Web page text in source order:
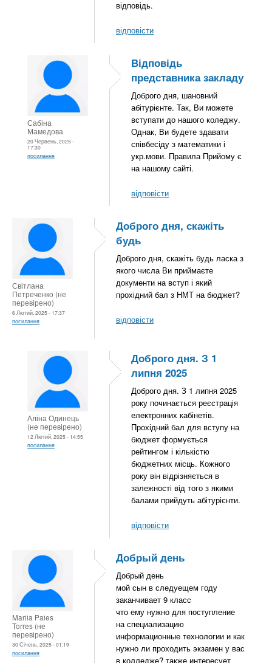
відповідь.
відповісти
Сабіна
Мамедова
20 Червень, 2025 -
17:30
посилання
Відповідь
представника закладу
Доброго дня, шановний
абітурієнте. Так, Ви можете
вступати до нашого коледжу.
Однак, Ви будете здавати
співбесіду з математики і
укр.мови. Правила Прийому є
на нашому сайті.
відповісти
Світлана
Петреченко (не
перевірено)
6 Лютий, 2025 - 17:37
посилання
Доброго дня, скажіть
будь
Доброго дня, скажіть будь ласка з
якого числа Ви приймаєте
документи на вступ і який
прохідний бал з НМТ на бюджет?
відповісти
Аліна Одинець
(не перевірено)
12 Лютий, 2025 - 14:55
посилання
Доброго дня. З 1
липня 2025
Доброго дня. З 1 липня 2025
року починається реєстрація
електронних кабінетів.
Прохідний бал для вступу на
бюджет формується
рейтингом і кількістю
бюджетних місць. Кожного
року він відрізняється в
залежності від того з якими
балами прийдуть абітурієнти.
відповісти
Mariia Paies
Torres (не
перевірено)
30 Січень, 2025 - 01:19
посилання
Добрый день
Добрый день
мой сын в следуещем году
заканчивает 9 класс
что ему нужно для поступление
на специализацию
информационные технологии и как
нужно ли проходить экзамен у вас
в колледже? также интересует